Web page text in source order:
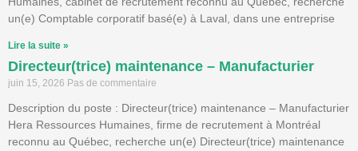
un(e) Comptable corporatif basé(e) à Laval, dans une entreprise
Lire la suite »
Directeur(trice) maintenance – Manufacturier
juin 15, 2026 Pas de commentaire
Description du poste : Directeur(trice) maintenance – Manufacturier
Hera Ressources Humaines, firme de recrutement à Montréal
reconnu au Québec, recherche un(e) Directeur(trice) maintenance